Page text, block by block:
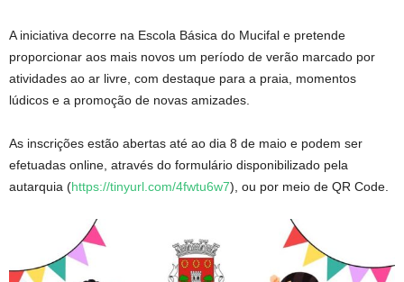
A iniciativa decorre na Escola Básica do Mucifal e pretende
proporcionar aos mais novos um período de verão marcado por
atividades ao ar livre, com destaque para a praia, momentos
lúdicos e a promoção de novas amizades.
As inscrições estão abertas até ao dia 8 de maio e podem ser
efetuadas online, através do formulário disponibilizado pela
autarquia (https://tinyurl.com/4fwtu6w7), ou por meio de QR Code.